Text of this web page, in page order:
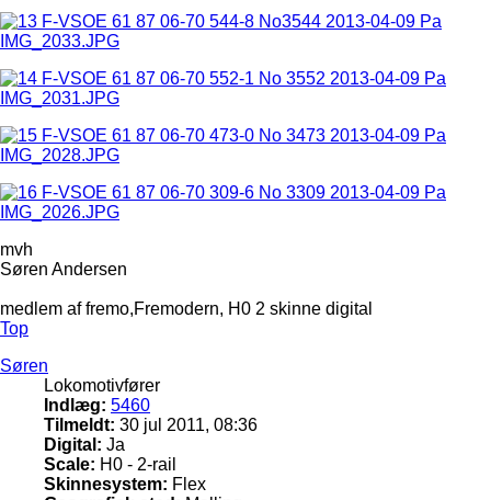
mvh
Søren Andersen
medlem af fremo,Fremodern, H0 2 skinne digital
Top
Søren
Lokomotivfører
Indlæg: 5460
Tilmeldt: 30 jul 2011, 08:36
Digital: Ja
Scale: H0 - 2-rail
Skinnesystem: Flex